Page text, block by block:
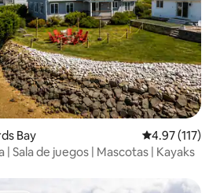
Bay Calificación
4.97 (117)
| Sala de juegos | Mascotas | Kayaks